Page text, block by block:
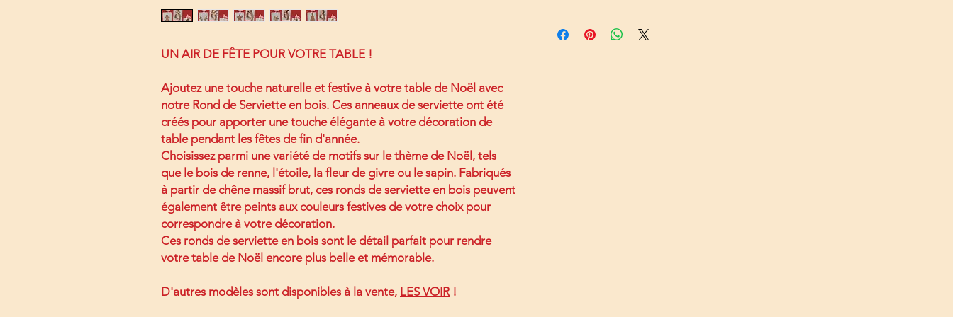
UN AIR DE FÊTE POUR VOTRE TABLE !
Ajoutez une touche naturelle et festive à votre table de Noël avec
notre Rond de Serviette en bois. Ces anneaux de serviette ont été
créés pour apporter une touche élégante à votre décoration de
table pendant les fêtes de fin d'année.
Choisissez parmi une variété de motifs sur le thème de Noël, tels
que le bois de renne, l'étoile, la fleur de givre ou le sapin. Fabriqués
à partir de chêne massif brut, ces ronds de serviette en bois peuvent
également être peints aux couleurs festives de votre choix pour
correspondre à votre décoration.
Ces ronds de serviette en bois sont le détail parfait pour rendre
votre table de Noël encore plus belle et mémorable.
D'autres modèles sont disponibles à la vente, LESVOIR!